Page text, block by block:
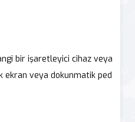
bir işaretleyici cihaz veya
ekran veya dokunmatik ped